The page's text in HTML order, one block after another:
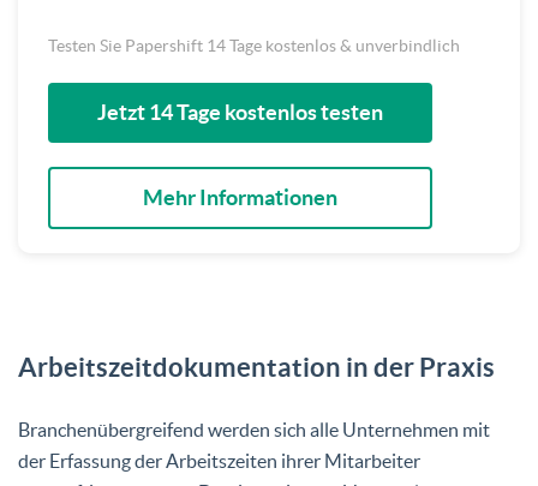
Testen Sie Papershift 14 Tage kostenlos & unverbindlich
Jetzt 14 Tage kostenlos testen
Mehr Informationen
Arbeitszeitdokumentation in der Praxis
Branchenübergreifend werden sich alle Unternehmen mit
der Erfassung der Arbeitszeiten ihrer Mitarbeiter